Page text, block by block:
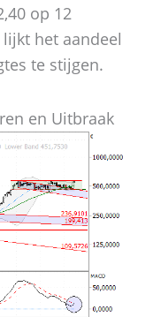
op 12
het aandeel
te stijgen.
en Uitbraak